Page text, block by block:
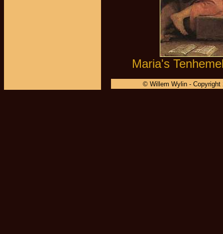
Maria's
© Willem Wylin - Copyright